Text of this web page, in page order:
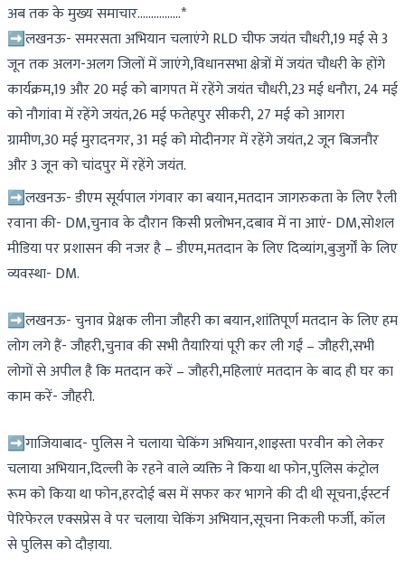
अब तक के मुख्य समाचार…………….*
➡️लखनऊ- समरसता अभियान चलाएंगे RLD चीफ जयंत चौधरी,19 मई से 3
जून तक अलग-अलग जिलों में जाएंगे,विधानसभा क्षेत्रों में जयंत चौधरी के होंगे
कार्यक्रम,19 और 20 मई को बागपत में रहेंगे जयंत चौधरी,23 मई धनौरा, 24 मई
को नौगांवा में रहेंगे जयंत,26 मई फतेहपुर सीकरी, 27 मई को आगरा
ग्रामीण,30 मई मुरादनगर, 31 मई को मोदीनगर में रहेंगे जयंत,2 जून बिजनौर
और 3 जून को चांदपुर में रहेंगे जयंत.
➡️लखनऊ- डीएम सूर्यपाल गंगवार का बयान,मतदान जागरुकता के लिए रैली
रवाना की- DM,चुनाव के दौरान किसी प्रलोभन,दबाव में ना आएं- DM,सोशल
मीडिया पर प्रशासन की नजर है – डीएम,मतदान के लिए दिव्यांग,बुजुर्गों के लिए
व्यवस्था- DM.
➡️लखनऊ- चुनाव प्रेक्षक लीना जौहरी का बयान,शांतिपूर्ण मतदान के लिए हम
लोग लगे हैं- जौहरी,चुनाव की सभी तैयारियां पूरी कर ली गईं – जौहरी,सभी
लोगों से अपील है कि मतदान करें – जौहरी,महिलाएं मतदान के बाद ही घर का
काम करें- जौहरी.
➡️गाजियाबाद- पुलिस ने चलाया चेकिंग अभियान,शाइस्ता परवीन को लेकर
चलाया अभियान,दिल्ली के रहने वाले व्यक्ति ने किया था फोन,पुलिस कंट्रोल
रूम को किया था फोन,हरदोई बस में सफर कर भागने की दी थी सूचना,ईस्टर्न
पेरिफेरल एक्सप्रेस वे पर चलाया चेकिंग अभियान,सूचना निकली फर्जी, कॉल
से पुलिस को दौड़ाया.